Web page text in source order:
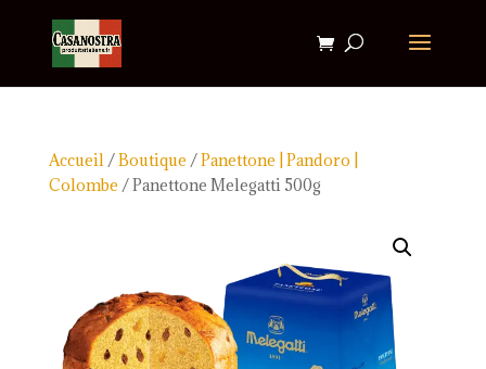
Accueil/Boutique /Panettone | Pandoro |
Colombe / Panettone Melegatti 500g